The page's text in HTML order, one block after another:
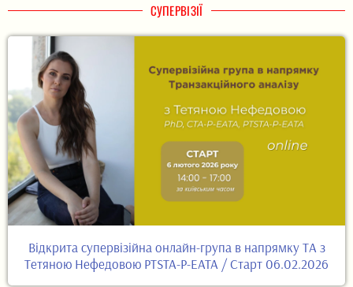
СУПЕРВІЗІЇ
Відкрита супервізійна онлайн-група в напрямку ТА з
Тетяною Нефедовою PTSTA-P-EATA / Старт 06.02.2026